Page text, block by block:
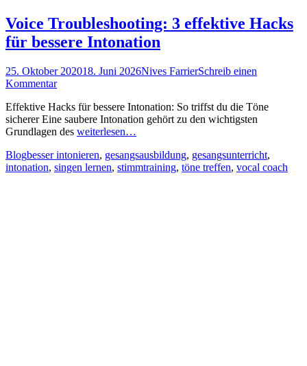
Voice Troubleshooting: 3 effektive Hacks
für bessere Intonation
Posted
on
25. Oktober 202018. Juni 2026Autor
Nives FarrierSchreib einen
Kommentar
Effektive Hacks für bessere Intonation: So triffst du die Töne
sicherer Eine saubere Intonation gehört zu den wichtigsten
Grundlagen des weiterlesen…
Kategorien
BlogSchlagworte
besser intonieren, gesangsausbildung, gesangsunterricht,
intonation, singen lernen, stimmtraining, töne treffen, vocal coach